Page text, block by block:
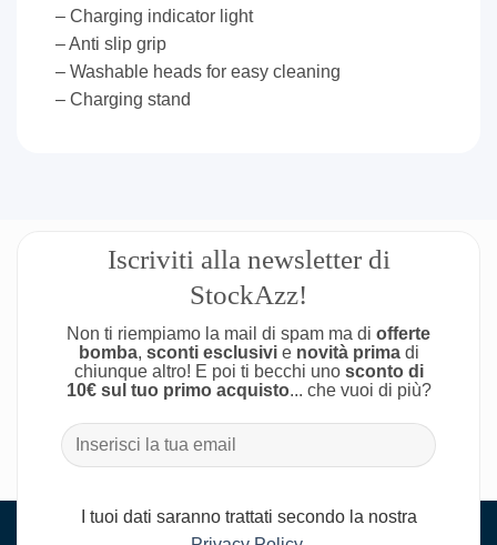
– Charging indicator light
– Anti slip grip
– Washable heads for easy cleaning
– Charging stand
Iscriviti alla newsletter di
StockAzz!
Non ti riempiamo la mail di spam ma di offerte
bomba, sconti esclusivie novità primadi
chiunque altro! E poi ti becchi uno sconto di
10€ sul tuo primo acquisto... che vuoi di più?
I tuoi dati saranno trattati secondo la nostra